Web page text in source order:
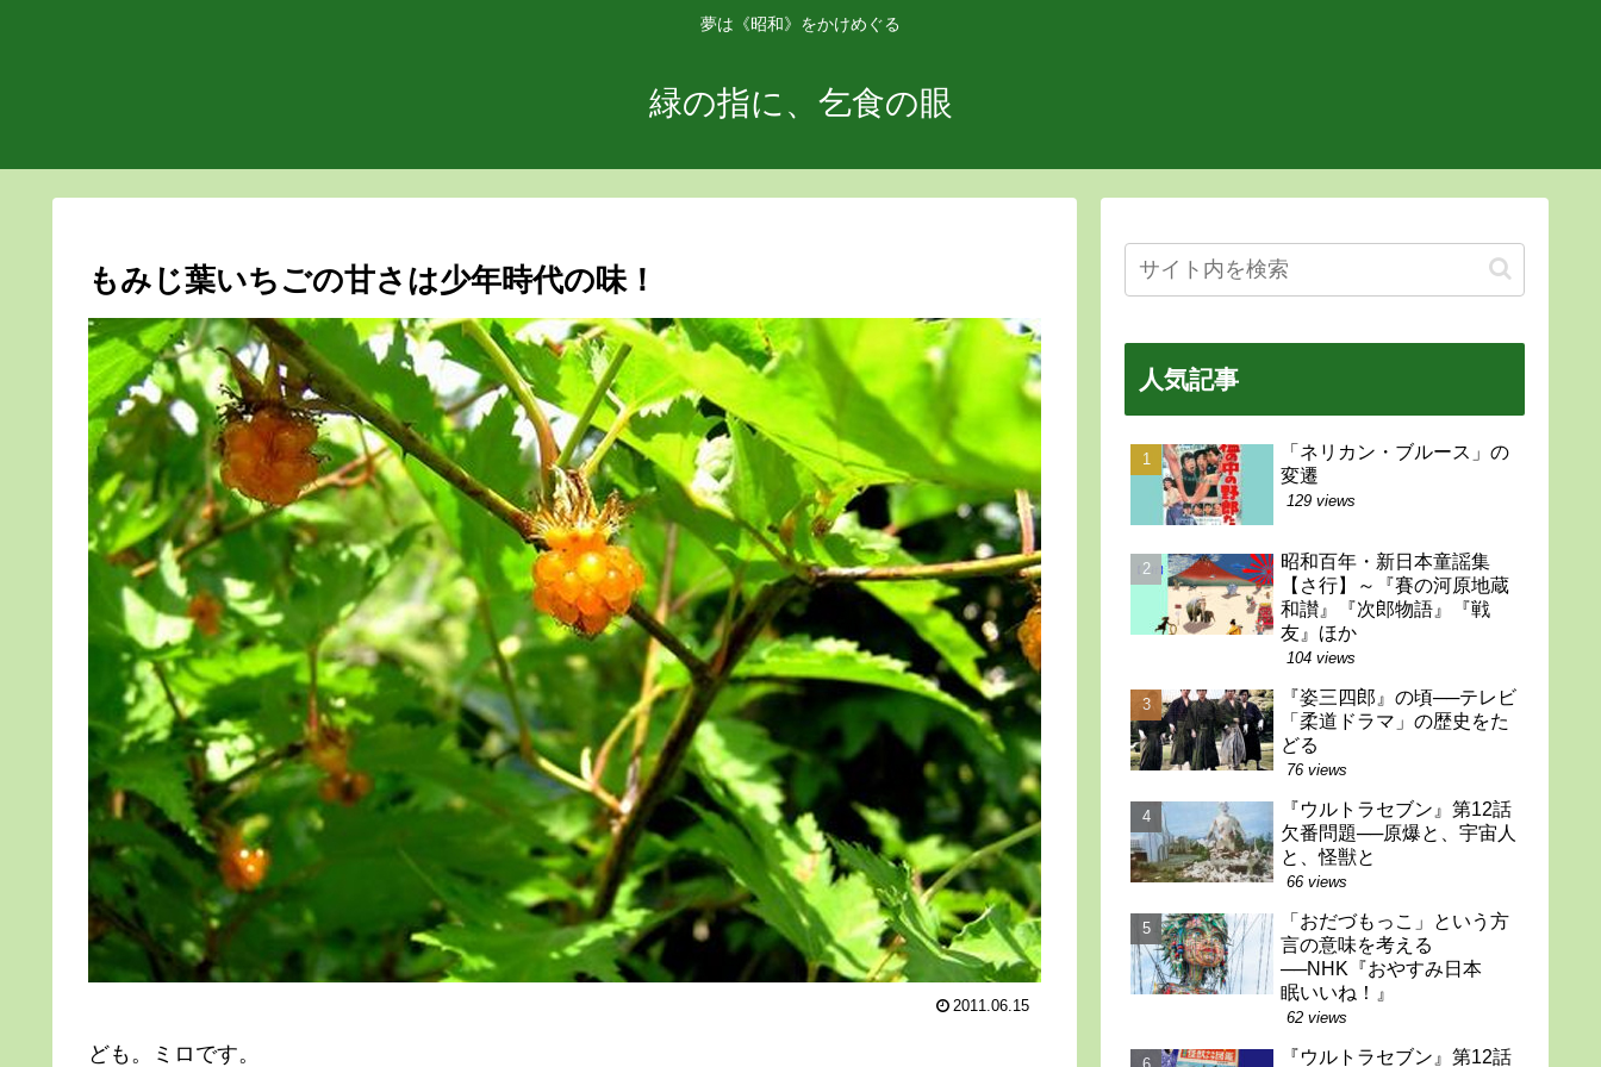
夢は《昭和》をかけめぐる
緑の指に、乞食の眼
もみじ葉いちごの甘さは少年時代の味！
2011.06.15
ども。ミロです。
人気記事
「ネリカン・ブルース」の
変遷
129 views
昭和百年・新日本童謡集
【さ行】～『賽の河原地蔵
和讃』『次郎物語』『戦
友』ほか
104 views
『姿三四郎』の頃──テレビ
「柔道ドラマ」の歴史をた
どる
76 views
『ウルトラセブン』第12話
欠番問題──原爆と、宇宙人
と、怪獣と
66 views
「おだづもっこ」という方
言の意味を考える
──NHK『おやすみ日本
眠いいね！』
62 views
『ウルトラセブン』第12話